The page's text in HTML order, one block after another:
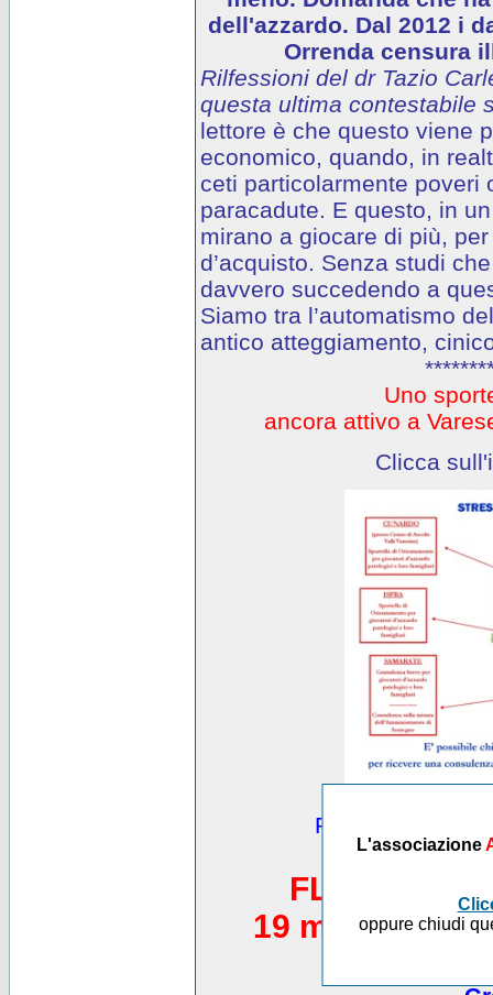
L'associazione
oppure chiudi
dell'azzardo. Dal 2012 i
Orrenda censura
Rilfessioni del dr Tazio
questa ultima contestabile
lettore è che questo viene
economico, quando, in
ceti particolarmente poveri
paracadute. E questo, in
mirano a giocare di più,
d’acquisto. Senza studi
davvero succedendo a
Siamo tra l’automatismo
antico atteggiamento,
Uno
ancora attivo a
Clicca
Puoi vedere
FLASH
19 maggio